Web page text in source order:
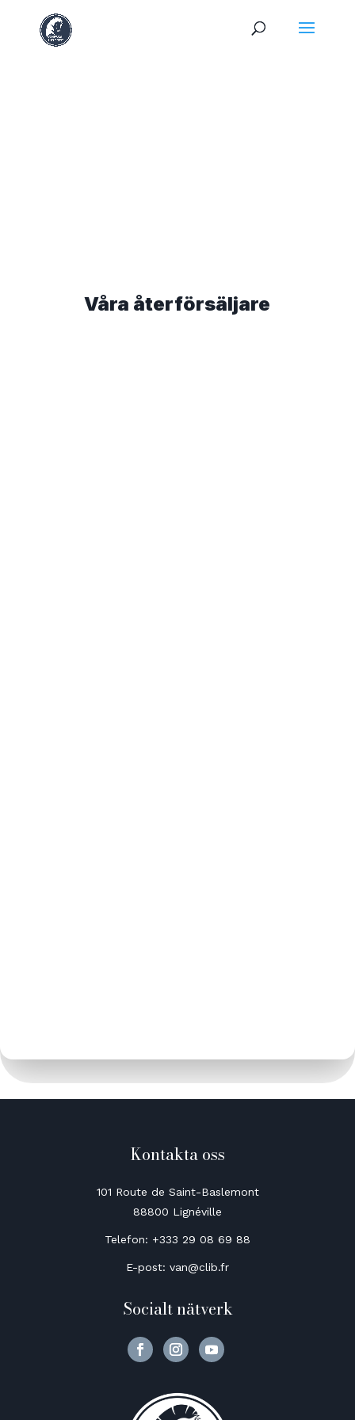
Våra återförsäljare
Kontakta oss
101 Route de Saint-Baslemont
88800 Lignéville
Telefon: +333 29 08 69 88
E-post: van@clib.fr
Socialt nätverk